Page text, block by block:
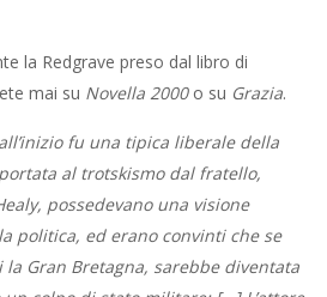
la Redgrave preso dal libro di
mai su Novella 2000o su Grazia.
fu una tipica liberale della
al trotskismo dal fratello,
possedevano una visione
politica, ed erano convinti che se
Gran Bretagna, sarebbe diventata